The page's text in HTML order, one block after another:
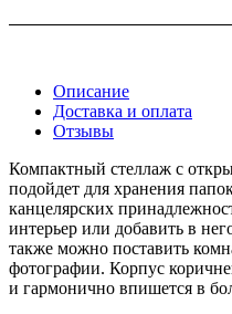
Описание
Доставка и оплата
Отзывы
Компактный стеллаж с
подойдет для хранения
канцелярских
интерьер или добавить в
также можно поставить
фотографии. Корпус
и гармонично впишется в